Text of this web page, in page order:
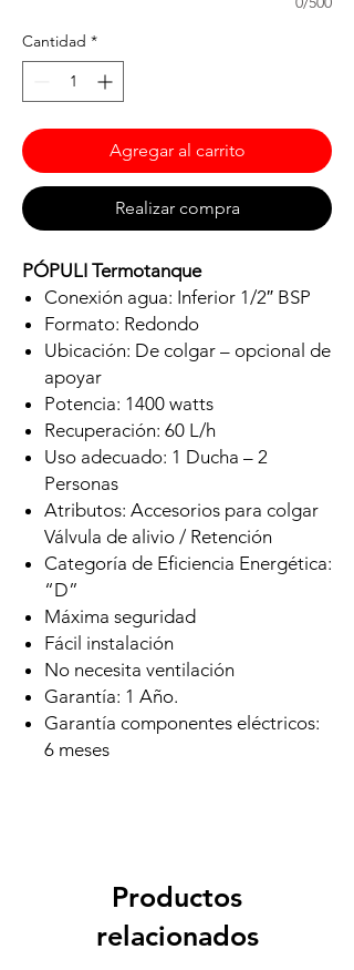
Cantidad *
Agregar al carrito
Realizar compra
PÓPULI Termotanque
Conexión agua: Inferior 1/2″ BSP
Formato: Redondo
Ubicación: De colgar – opcional de
apoyar
Potencia: 1400 watts
Recuperación: 60 L/h
Uso adecuado: 1 Ducha – 2
Personas
Atributos: Accesorios para colgar
Válvula de alivio / Retención
Categoría de Eficiencia Energética:
“D”
Máxima seguridad
Fácil instalación
No necesita ventilación
Garantía: 1 Año.
Garantía componentes eléctricos:
6 meses
Productos
relacionados